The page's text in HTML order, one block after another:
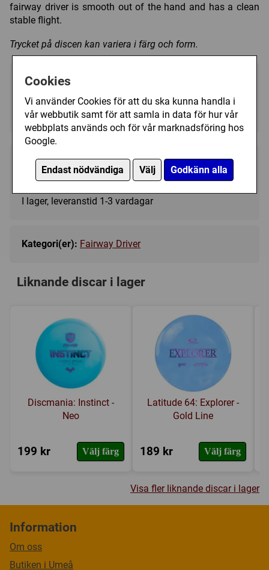
Cookies
Vi använder Cookies för att du ska kunna handla i
vår webbutik samt för att samla in data för hur vår
webbplats används och för vår marknadsföring hos
Google.
Endast nödvändiga Välj Godkänn alla
fairway driver is smooth out of the hand and has a clean
stable flight.
Trycket på discen kan variera i färg och form.
Välj färg:
Pink - I lager ▼
189 kr Köp
I lager, leveranstid 1-3 vardagar
Kategori(er): Fairway Driver
Liknande discar i lager
Discmania: Instinct -
Neo
199 kr Välj färg
Latitude 64: Explorer -
Gold Line
189 kr Välj färg
Visa fler liknande discar i lager
Information
Om oss
Butiken i Umeå